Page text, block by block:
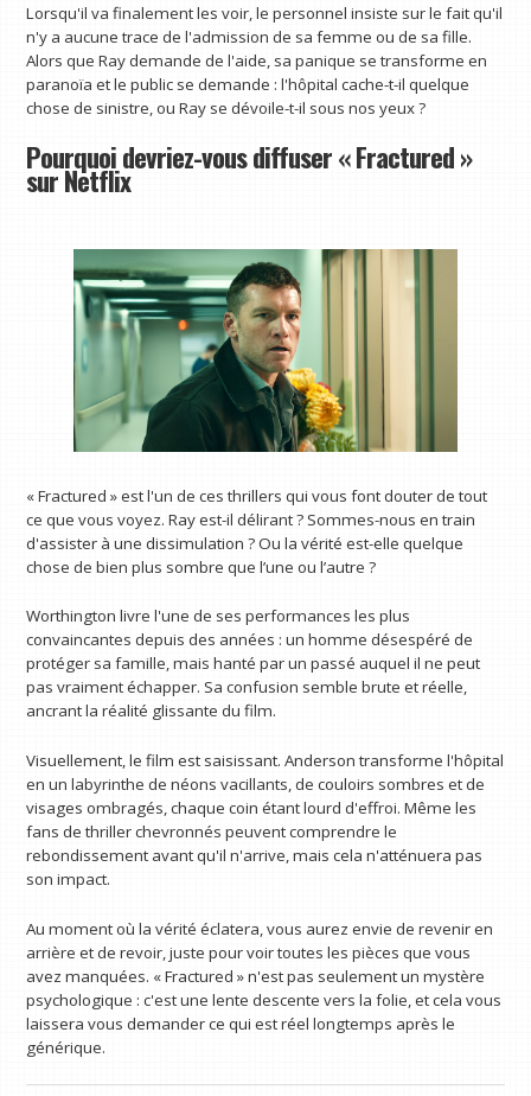
Lorsqu'il va finalement les voir, le personnel insiste sur le fait qu'il
n'y a aucune trace de l'admission de sa femme ou de sa fille.
Alors que Ray demande de l'aide, sa panique se transforme en
paranoïa et le public se demande : l'hôpital cache-t-il quelque
chose de sinistre, ou Ray se dévoile-t-il sous nos yeux ?
Pourquoi devriez-vous diffuser « Fractured »
sur Netflix
« Fractured » est l'un de ces thrillers qui vous font douter de tout
ce que vous voyez. Ray est-il délirant ? Sommes-nous en train
d'assister à une dissimulation ? Ou la vérité est-elle quelque
chose de bien plus sombre que l’une ou l’autre ?
Worthington livre l'une de ses performances les plus
convaincantes depuis des années : un homme désespéré de
protéger sa famille, mais hanté par un passé auquel il ne peut
pas vraiment échapper. Sa confusion semble brute et réelle,
ancrant la réalité glissante du film.
Visuellement, le film est saisissant. Anderson transforme l'hôpital
en un labyrinthe de néons vacillants, de couloirs sombres et de
visages ombragés, chaque coin étant lourd d'effroi. Même les
fans de thriller chevronnés peuvent comprendre le
rebondissement avant qu'il n'arrive, mais cela n'atténuera pas
son impact.
Au moment où la vérité éclatera, vous aurez envie de revenir en
arrière et de revoir, juste pour voir toutes les pièces que vous
avez manquées. « Fractured » n'est pas seulement un mystère
psychologique : c'est une lente descente vers la folie, et cela vous
laissera vous demander ce qui est réel longtemps après le
générique.